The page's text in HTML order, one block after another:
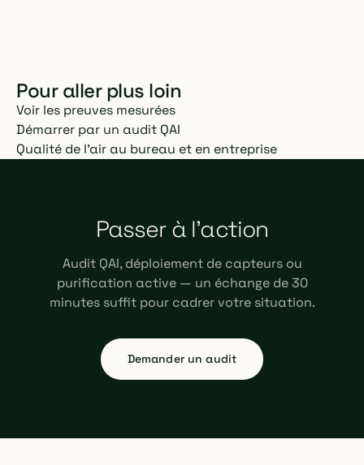
Pour aller plus loin
Voir les preuves mesurées
Démarrer par un audit QAI
Qualité de l'air au bureau et en entreprise
Passer à l'action
Audit QAI, déploiement de capteurs ou
purification active — un échange de 30
minutes suffit pour cadrer votre situation.
Demander un audit